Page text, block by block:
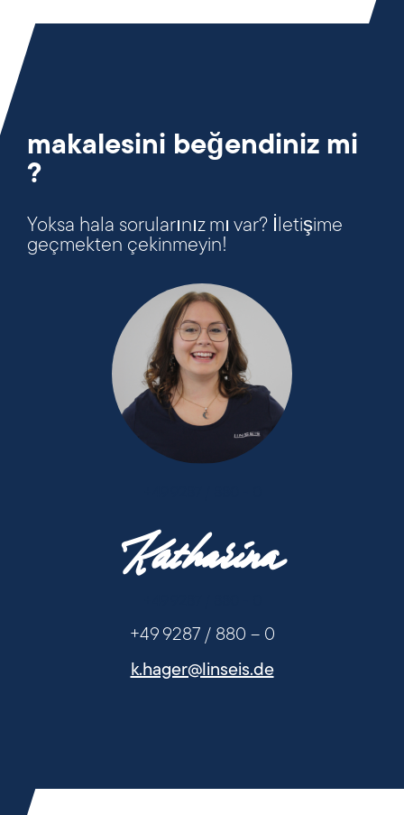
makalesini beğendiniz mi
?
Yoksa hala sorularınız mı var? İletişime
geçmekten çekinmeyin!
Katharina
+49 9287 / 880 – 0
k.hager@linseis.de